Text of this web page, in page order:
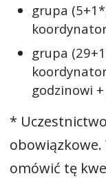
grupa
grupa
godzinowi
*
omówić tę